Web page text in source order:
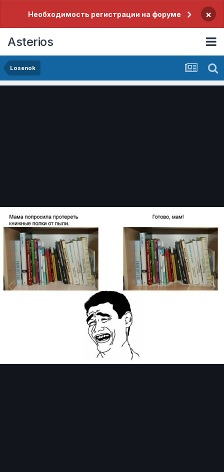
Необходимость регистрации на форуме ×
Asterios
Losenok